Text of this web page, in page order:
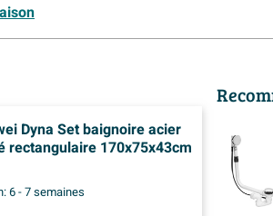
Dyna Set baignoire acier
rectangulaire 170x75x43cm
6 - 7 semaines